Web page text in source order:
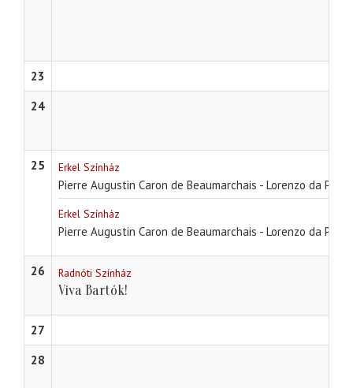
23
24
25 Erkel Színház
Pierre Augustin Caron de Beaumarchais - Lorenzo da
Erkel Színház
Pierre Augustin Caron de Beaumarchais - Lorenzo da
26 Radnóti Színház
Viva Bartók!
27
28